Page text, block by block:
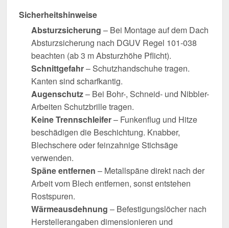
Sicherheitshinweise
Absturzsicherung – Bei Montage auf dem Dach
Absturzsicherung nach DGUV Regel 101-038
beachten (ab 3 m Absturzhöhe Pflicht).
Schnittgefahr– Schutzhandschuhe tragen.
Kanten sind scharfkantig.
Augenschutz– Bei Bohr-, Schneid- und Nibbler-
Arbeiten Schutzbrille tragen.
Keine Trennschleifer– Funkenflug und Hitze
beschädigen die Beschichtung. Knabber,
Blechschere oder feinzahnige Stichsäge
verwenden.
Späne entfernen – Metallspäne direkt nach der
Arbeit vom Blech entfernen, sonst entstehen
Rostspuren.
Wärmeausdehnung – Befestigungslöcher nach
Herstellerangaben dimensionieren und